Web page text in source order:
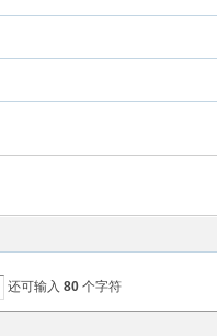
还可输入80 个字符